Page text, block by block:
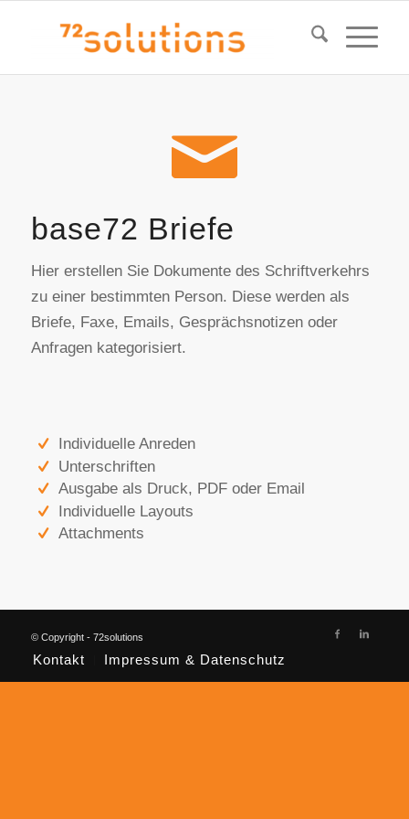
base72 Briefe
Hier erstellen Sie Dokumente des Schriftverkehrs
zu einer bestimmten Person. Diese werden als
Briefe, Faxe, Emails, Gesprächsnotizen oder
Anfragen kategorisiert.
Individuelle Anreden
Unterschriften
Ausgabe als Druck, PDF oder Email
Individuelle Layouts
Attachments
© Copyright - 72solutions
Kontakt Impressum & Datenschutz